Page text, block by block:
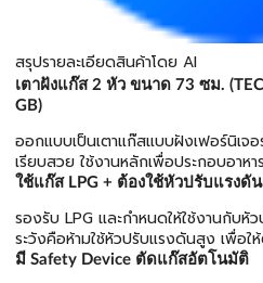
สรุปรายละเอียดสินค้าโดย AI
เตาฝังแก๊ส 2 หัว ขนาด 73 ซม.
GB)
ออกแบบเป็นเตาแก๊สแบบฝังเฟอร์นิเจอ
เรียบสวย ใช้งานหลักเพื่อประกอบอาหา
ใช้แก๊ส LPG + ต้องใช้หัวปรับแรงดั
รองรับ LPG และกำหนดให้ใช้งานกับ
ระวังคือห้ามใช้หัวปรับแรงดันสูง เพื่อใ
มี Safety Device ตัดแก๊สอัตโนมัติ